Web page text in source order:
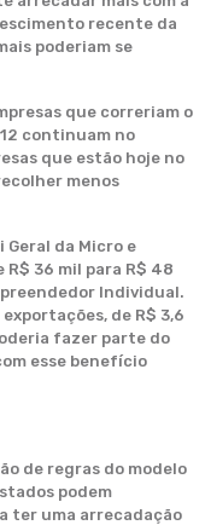
recente da
poderiam se
que correriam o
continuam no
que estão hoje no
menos
Geral da Micro e
R$ 36 mil para R$ 48
Individual.
de R$ 3,6
fazer parte do
esse benefício
de regras do modelo
podem
ter uma arrecadação